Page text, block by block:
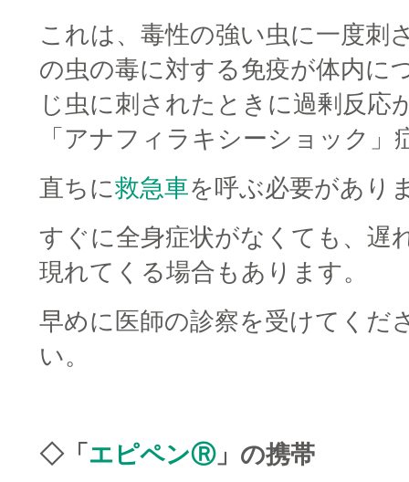
これは、毒性の強い虫に一度刺
の虫の毒に対する免疫が体内に
じ虫に刺されたときに過剰反応
「アナフィラキシーショック」
直ちに救急車を呼ぶ必要があり
すぐに全身症状がなくても、遅
現れてくる場合もあります。
早めに医師の診察を受けてくだ
い。
◇「 エピペンⓇ」の携帯